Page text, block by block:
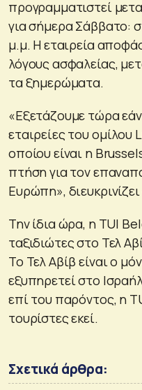
προγραμματιστεί
για σήμερα Σάββατο:
μ.μ. Η εταιρεία
λόγους ασφαλείας,
τα ξημερώματα.
«Εξετάζουμε τώρα
εταιρείες του
οποίου είναι η
πτήση για τον
Ευρώπη»,
Την ίδια ώρα, η TUI
ταξιδιώτες στο Τελ
Το Τελ Αβίβ είναι ο
εξυπηρετεί στο
επί του παρόντος, η
τουρίστες εκεί.
Σχετικά άρθρα: